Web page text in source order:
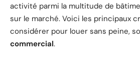
activité parmi la multitude de
sur le marché. Voici les principaux
considérer pour louer sans peine,
commercial.